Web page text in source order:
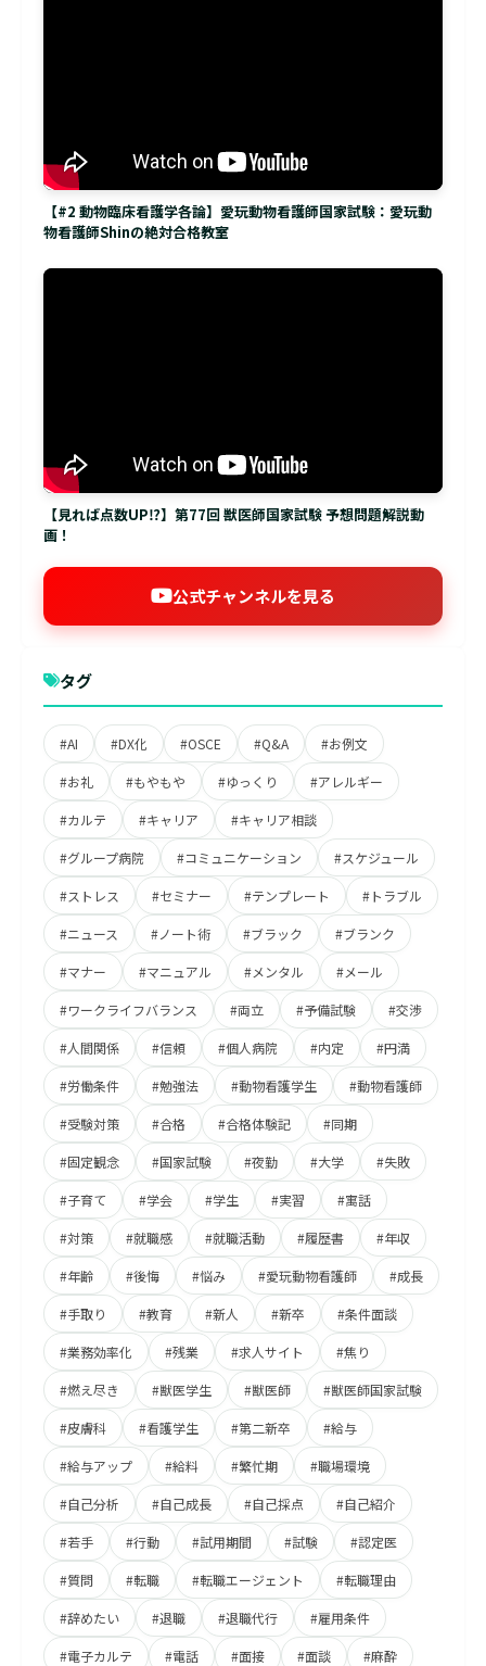
【#2 動物臨床看護学各論】愛玩動物看護師国家試験：愛玩動
物看護師Shinの絶対合格教室
【見れば点数UP⁉】第77回 獣医師国家試験 予想問題解説動
画！
公式チャンネルを見る
タグ
#AI #DX化 #OSCE #Q&A #お例文
#お礼 #もやもや #ゆっくり #アレルギー
#カルテ #キャリア #キャリア相談
#グループ病院 #コミュニケーション #スケジュール
#ストレス #セミナー #テンプレート #トラブル
#ニュース #ノート術 #ブラック #ブランク
#マナー #マニュアル #メンタル #メール
#ワークライフバランス #両立 #予備試験 #交渉
#人間関係 #信頼 #個人病院 #内定 #円満
#労働条件 #勉強法 #動物看護学生 #動物看護師
#受験対策 #合格 #合格体験記 #同期
#固定観念 #国家試験 #夜勤 #大学 #失敗
#子育て #学会 #学生 #実習 #寓話
#対策 #就職感 #就職活動 #履歴書 #年収
#年齢 #後悔 #悩み #愛玩動物看護師 #成長
#手取り #教育 #新人 #新卒 #条件面談
#業務効率化 #残業 #求人サイト #焦り
#燃え尽き #獣医学生 #獣医師 #獣医師国家試験
#皮膚科 #看護学生 #第二新卒 #給与
#給与アップ #給料 #繁忙期 #職場環境
#自己分析 #自己成長 #自己採点 #自己紹介
#若手 #行動 #試用期間 #試験 #認定医
#質問 #転職 #転職エージェント #転職理由
#辞めたい #退職 #退職代行 #雇用条件
#電子カルテ #電話 #面接 #面談 #麻酔